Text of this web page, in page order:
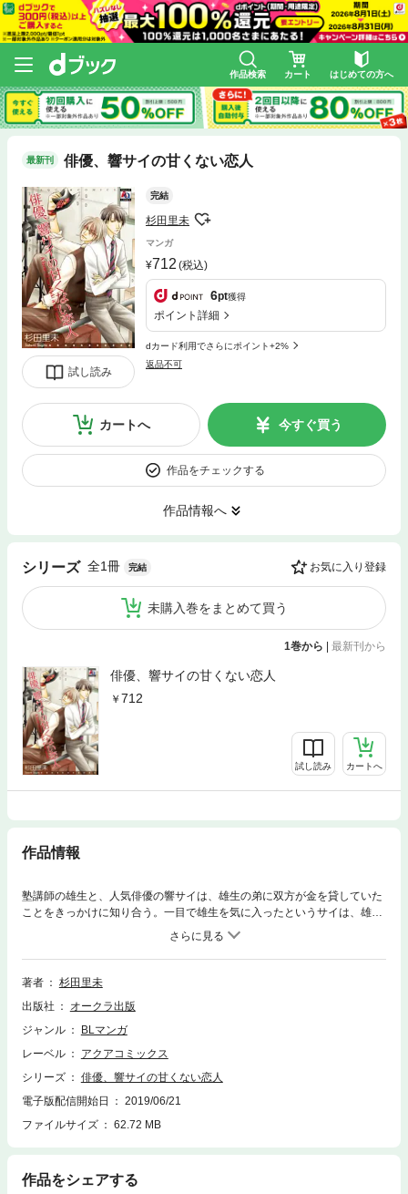
作品検索 カート はじめての方へ
最新刊 俳優、響サイの甘くない恋人
試し読み
完結
杉田里未
マンガ
712 (税込)
6pt獲得
ポイント詳細
dカード利用でさらにポイント+2%
返品不可
カートへ 今すぐ買う
作品をチェックする
作品情報へ
シリーズ 全1冊 完結 お気に入り登録
未購入巻をまとめて買う
1巻から | 最新刊から
俳優、響サイの甘くない恋人
712
試し読み カートへ
作品情報
塾講師の雄生と、人気俳優の響サイは、雄生の弟に双方が金を貸していた
ことをきっかけに知り合う。一目で雄生を気に入ったというサイは、雄生
の家に押しかけてきてなし崩しにそのまま居ついてしまう。迷惑そうにし
ながらも、実は雄生はサイの大ファン!! 突然の同居生活にかなりドギマ
ギときめいて──…。超人気イケメン俳優×短気なツンツン塾講師の、ビタ
ースイート同棲ラブv （一部アクアＰｉＰｉvol.9、11、12より収録）
著者
杉田里未
出版社
オークラ出版
ジャンル
BLマンガ
レーベル
アクアコミックス
シリーズ
俳優、響サイの甘くない恋人
電子版配信開始日
2019/06/21
ファイルサイズ
62.72 MB
作品をシェアする